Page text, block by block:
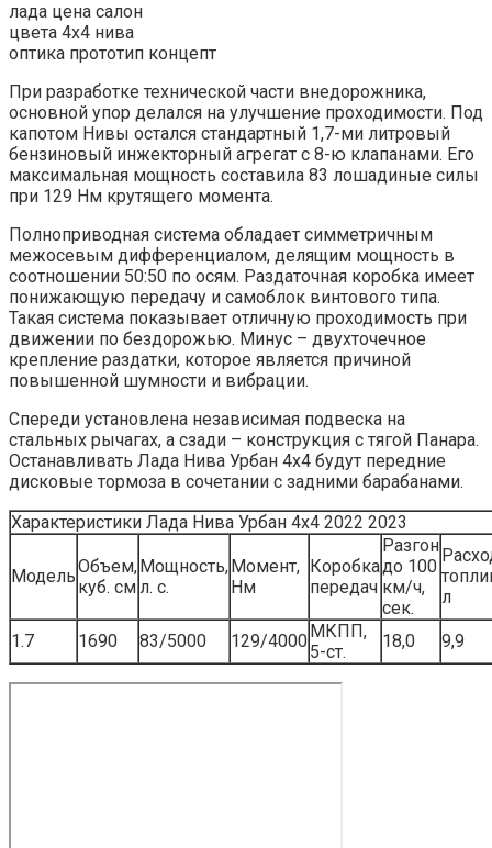
лада цена салон
цвета 4х4 нива
оптика прототип концепт
При разработке технической части внедорожника,
основной упор делался на улучшение проходимости. Под
капотом Нивы остался стандартный 1,7-ми литровый
бензиновый инжекторный агрегат с 8-ю клапанами. Его
максимальная мощность составила 83 лошадиные силы
при 129 Нм крутящего момента.
Полноприводная система обладает симметричным
межосевым дифференциалом, делящим мощность в
соотношении 50:50 по осям. Раздаточная коробка имеет
понижающую передачу и самоблок винтового типа.
Такая система показывает отличную проходимость при
движении по бездорожью. Минус – двухточечное
крепление раздатки, которое является причиной
повышенной шумности и вибрации.
Спереди установлена независимая подвеска на
стальных рычагах, а сзади – конструкция с тягой Панара.
Останавливать Лада Нива Урбан 4х4 будут передние
дисковые тормоза в сочетании с задними барабанами.
Характеристики Лада Нива Урбан 4х4 2022 2023
МодельОбъем,
куб. см
Мощность,
л. с.
Момент,
Нм
Коробка
передач
Разгон
до 100
км/ч,
сек.
л
1.7 1690 83/5000 129/4000МКПП,
5-ст.
18,0 9,9